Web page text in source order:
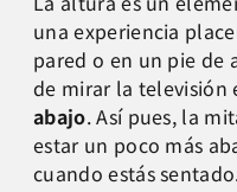
una experiencia
pared o en un pie de
de mirar la televisión
abajo. Así pues, la
estar un poco más
cuando estás